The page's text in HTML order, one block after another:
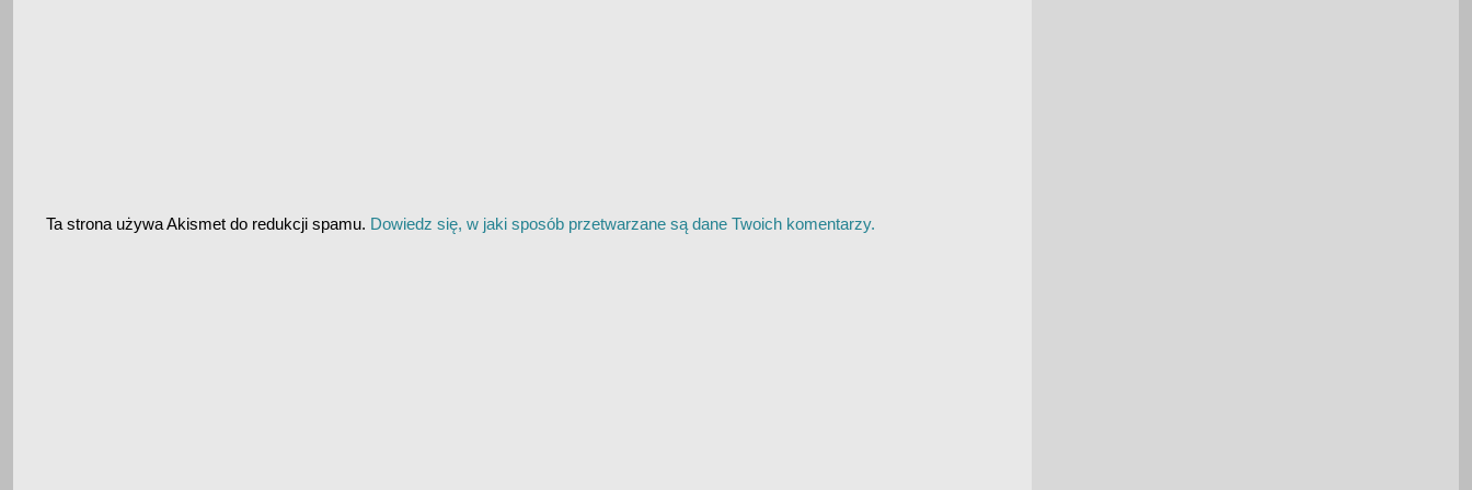
Ta strona używa Akismet do redukcji spamu. Dowiedz się, w jaki sposób przetwarzane są dane Twoich komentarzy.